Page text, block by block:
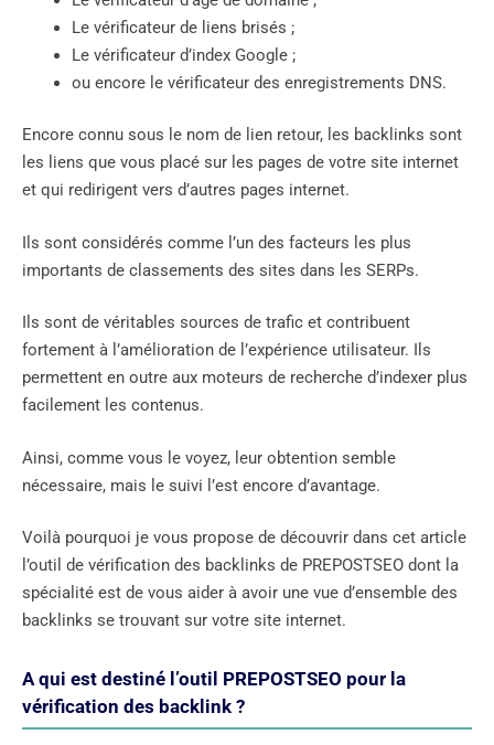
Le vérificateur de liens brisés ;
Le vérificateur d’index Google ;
ou encore le vérificateur des enregistrements DNS.
Encore connu sous le nom de lien retour, les backlinks sont
les liens que vous placé sur les pages de votre site internet
et qui redirigent vers d’autres pages internet.
Ils sont considérés comme l’un des facteurs les plus
importants de classements des sites dans les SERPs.
Ils sont de véritables sources de trafic et contribuent
fortement à l’amélioration de l’expérience utilisateur. Ils
permettent en outre aux moteurs de recherche d’indexer plus
facilement les contenus.
Ainsi, comme vous le voyez, leur obtention semble
nécessaire, mais le suivi l’est encore d’avantage.
Voilà pourquoi je vous propose de découvrir dans cet article
l’outil de vérification des backlinks de PREPOSTSEO dont la
spécialité est de vous aider à avoir une vue d’ensemble des
backlinks se trouvant sur votre site internet.
A qui est destiné l’outil PREPOSTSEO pour la
vérification des backlink ?